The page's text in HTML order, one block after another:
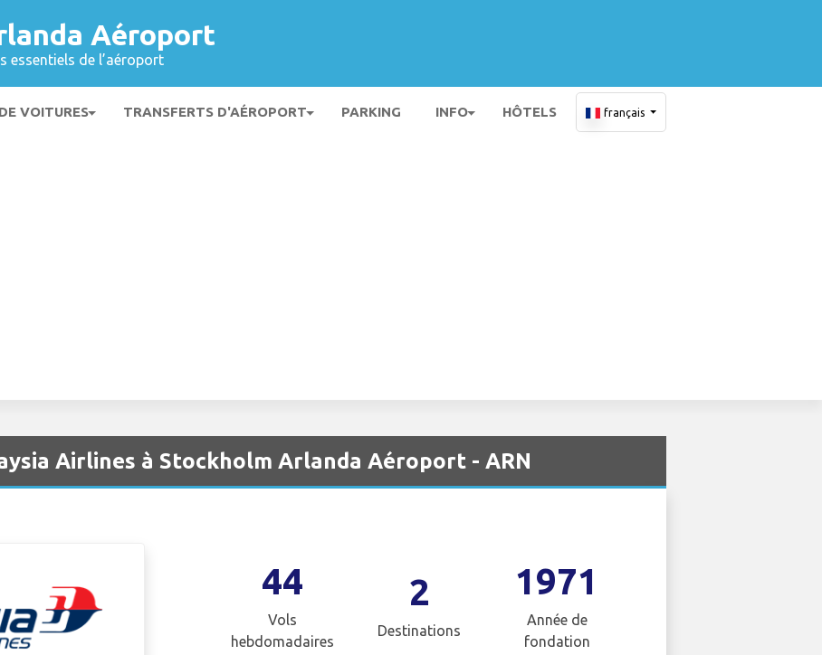
Aéroport
essentiels de l’aéroport
VOITURES TRANSFERTS D'AÉROPORT PARKING INFO HÔTELS français
Airlines à Stockholm Arlanda Aéroport - ARN
44
Vols
hebdomadaires
2
Destinations
1971
Année de
fondation